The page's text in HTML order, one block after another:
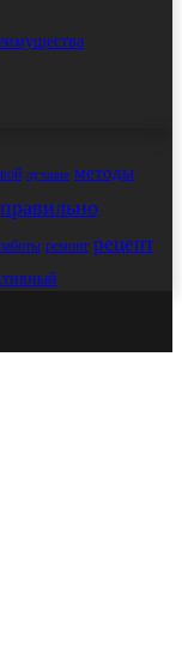
лучшие методы
правильно
ремонт рецепт